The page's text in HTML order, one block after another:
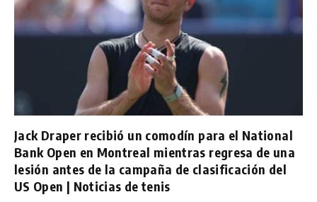
Jack Draper recibió un comodín para el National
Bank Open en Montreal mientras regresa de una
lesión antes de la campaña de clasificación del
US Open | Noticias de tenis